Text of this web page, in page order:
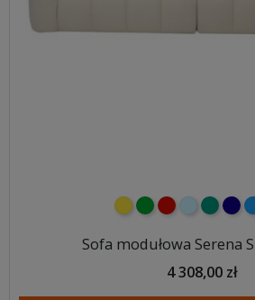
żółtyzielonyczerwony
błękitny
Sofa modułowa Serena
4 308,00 zł